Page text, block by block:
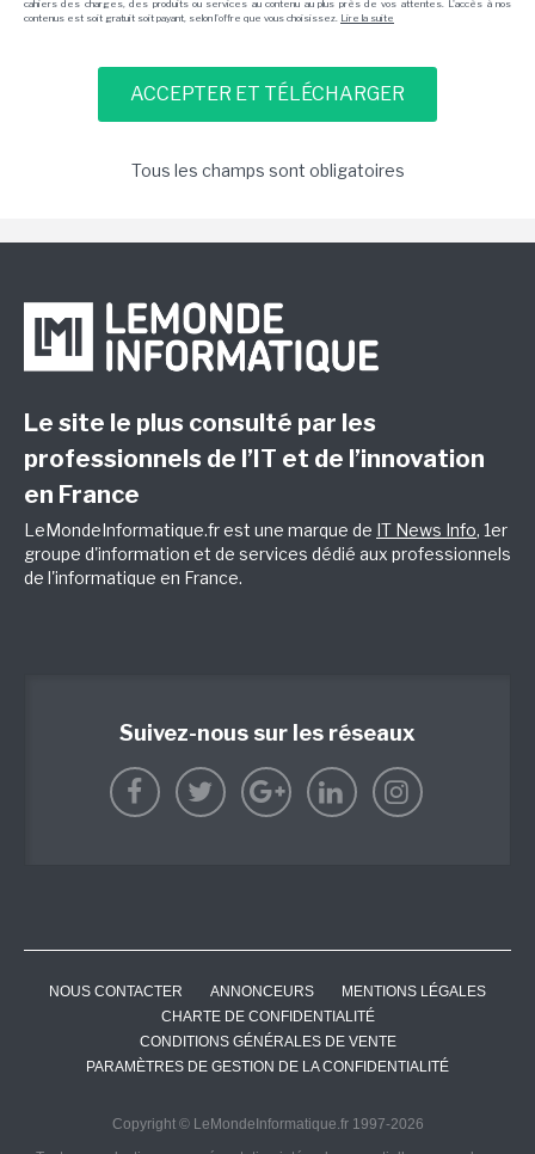
cahiers des charges, des produits ou services au contenu au plus près de vos attentes. L'accès à nos
contenus est soit gratuit soit payant, selon l'offre que vous choisissez. Lire la suite
Tous les champs sont obligatoires
Le site le plus consulté par les
professionnels de l’IT et de l’innovation
en France
LeMondeInformatique.fr est une marque de IT News Info, 1er
groupe d'information et de services dédié aux professionnels
de l'informatique en France.
Suivez-nous sur les réseaux
NOUS CONTACTER ANNONCEURS
MENTIONS LÉGALES
CHARTE DE CONFIDENTIALITÉ
CONDITIONS GÉNÉRALES DE VENTE
PARAMÈTRES DE GESTION DE LA CONFIDENTIALITÉ
Copyright © LeMondeInformatique.fr 1997-2026